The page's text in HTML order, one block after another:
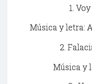
1.
Música y letra:
2.
Música y